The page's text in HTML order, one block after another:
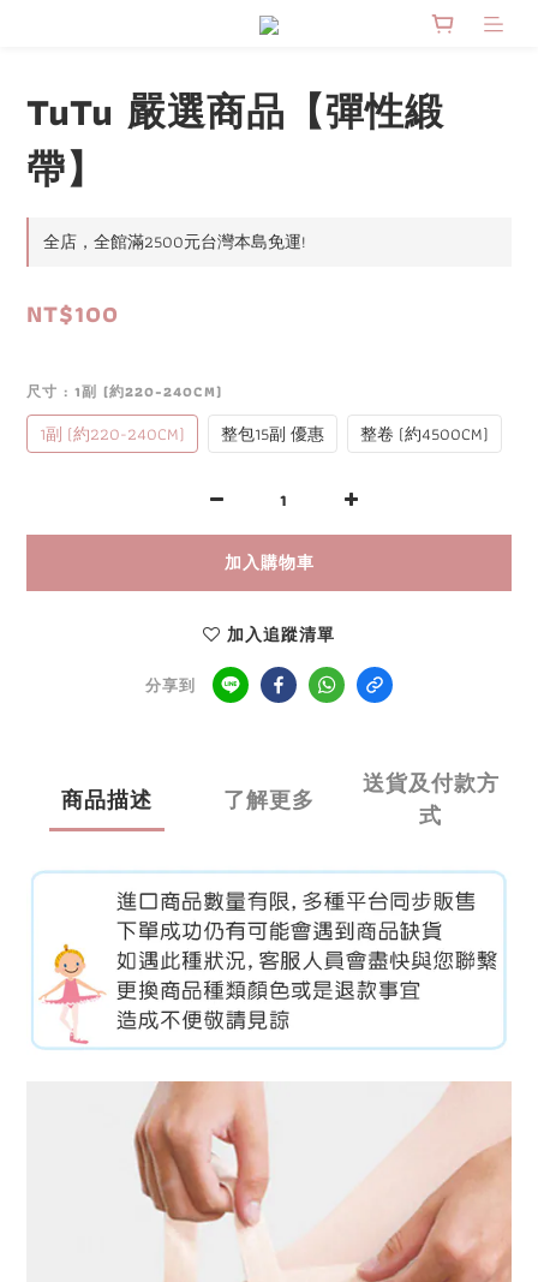
TuTu 嚴選商品【彈性緞
帶】
全店，全館滿2500元台灣本島免運!
NT$100
尺寸 : 1副 (約220-240CM)
1副 (約220-240CM) 整包15副 優惠 整卷 (約4500CM)
加入購物車
加入追蹤清單
分享到
商品描述 了解更多
送貨及付款方
式